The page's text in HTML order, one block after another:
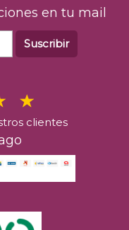
en tu mail
Suscribir
clientes